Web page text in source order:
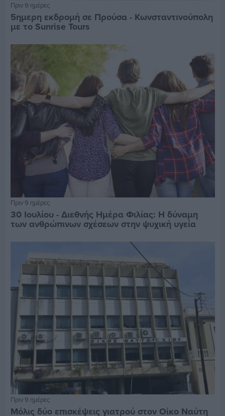
Πριν 9 ημέρες
5ημερη εκδρομή σε Προύσα - Κωνσταντινούπολη
με το Sunrise Tours
Πριν 9 ημέρες
30 Ιουλίου - Διεθνής Ημέρα Φιλίας: Η δύναμη
των ανθρώπινων σχέσεων στην ψυχική υγεία
Πριν 9 ημέρες
Μόλις δύο επισκέψεις γιατρού στον Οίκο Ναύτη